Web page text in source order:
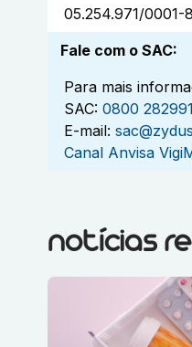
05.254.971/0001-
Fale com o SAC:
Para mais
SAC: 0800 282991
E-mail:
Canal Anvisa
notícias